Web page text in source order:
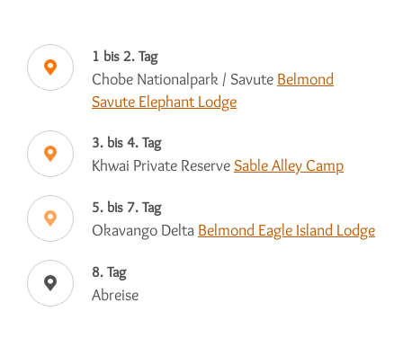
1 bis 2. Tag
Chobe Nationalpark / Savute Belmond
Savute Elephant Lodge
3. bis 4. Tag
Khwai Private ReserveSable Alley Camp
5. bis 7. Tag
Okavango Delta Belmond Eagle Island Lodge
8. Tag
Abreise